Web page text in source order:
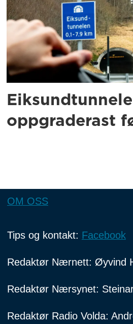
oppgraderast
OM OSS
Tips og kontakt: Facebook
Redaktør Nærnett: Øyvind
Redaktør Nærsynet:
Redaktør Radio Volda: